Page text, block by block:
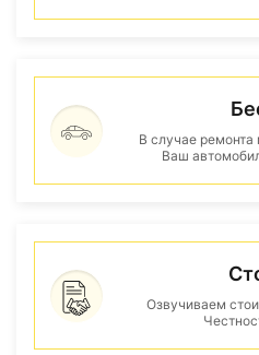
В случае
Ваш
Озвучиваем